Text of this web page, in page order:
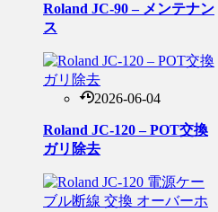
Roland JC-90 – メンテナン
ス
2026-06-04
Roland JC-120 – POT交換
ガリ除去